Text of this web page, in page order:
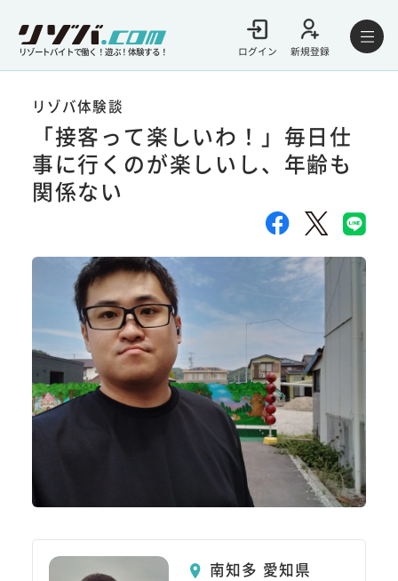
リゾートバイトで働く！遊ぶ！体験する！ ログイン 新規登録
リゾバ体験談
「接客って楽しいわ！」毎日仕
事に行くのが楽しいし、年齢も
関係ない
南知多 愛知県